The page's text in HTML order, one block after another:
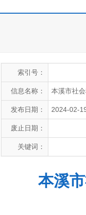
索引号：
信息名称： 本溪市社
发布日期： 2024-02-
废止日期：
关键词：
本溪